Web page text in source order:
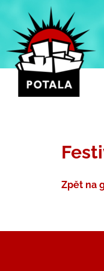
obsah
Zpět na